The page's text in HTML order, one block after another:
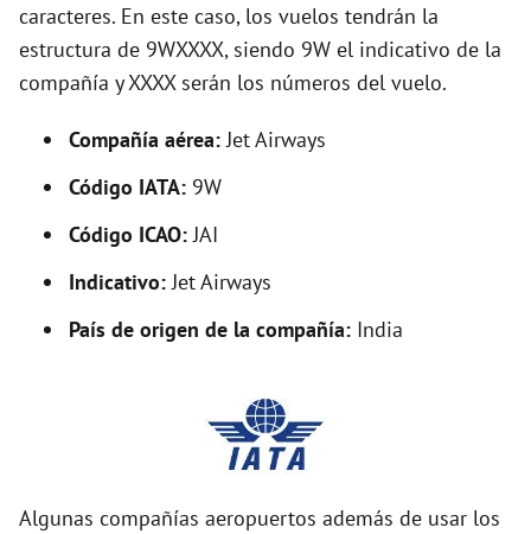
i
d
caracteres. En este caso, los vuelos tendrán la
estructura de 9WXXXX, siendo 9W el indicativo de la
compañía y XXXX serán los números del vuelo.
Compañía aérea:Jet Airways
Código IATA: 9W
Código ICAO:JAI
Indicativo:Jet Airways
País de origen de la compañía: India
Algunas compañías aeropuertos además de usar los